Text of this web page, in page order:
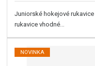
Juniorské hokejové
rukavice vhodné...
NOVINKA